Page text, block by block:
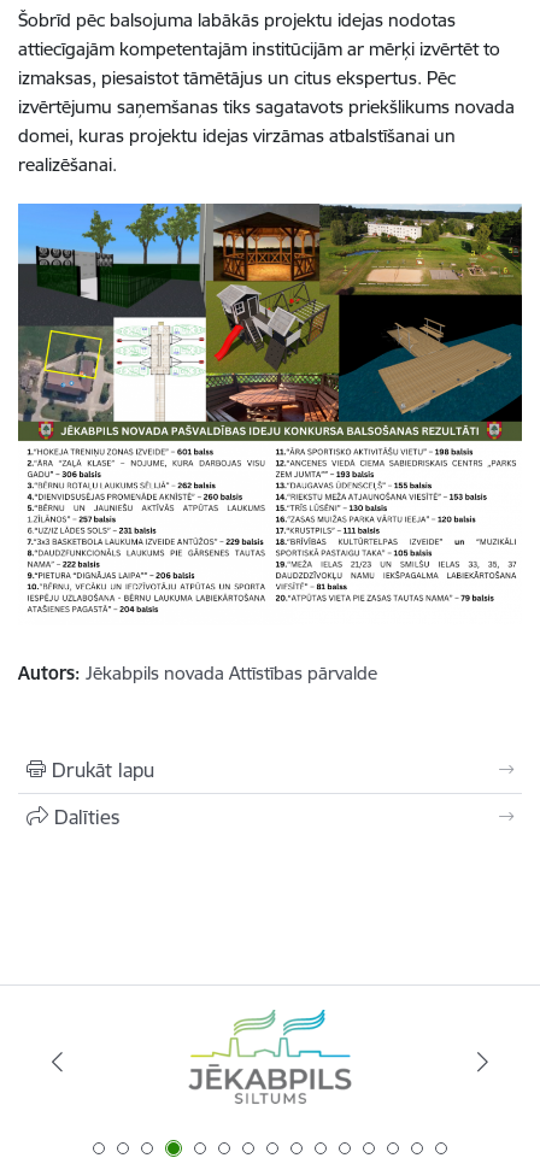
Šobrīd pēc balsojuma labākās projektu idejas nodotas
attiecīgajām kompetentajām institūcijām ar mērķi izvērtēt to
izmaksas, piesaistot tāmētājus un citus ekspertus. Pēc
izvērtējumu saņemšanas tiks sagatavots priekšlikums novada
domei, kuras projektu idejas virzāmas atbalstīšanai un
realizēšanai.
Autors: Jēkabpils novada Attīstības pārvalde
Drukāt lapu
Dalīties